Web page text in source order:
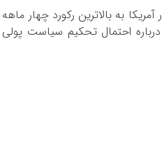
به بالاترین رکورد چهار ماهه
احتمال تحکیم سیاست پولی